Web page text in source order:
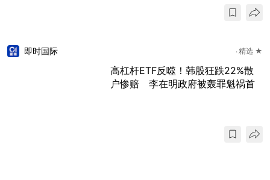
即时国际 精选 ★
高杠杆ETF反噬！韩股狂跌22%散
户惨赔 李在明政府被轰罪魁祸首